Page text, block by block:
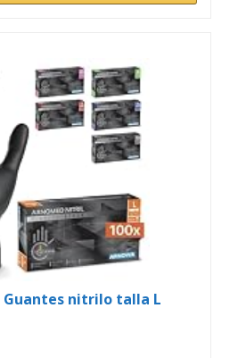
Guantes nitrilo talla L